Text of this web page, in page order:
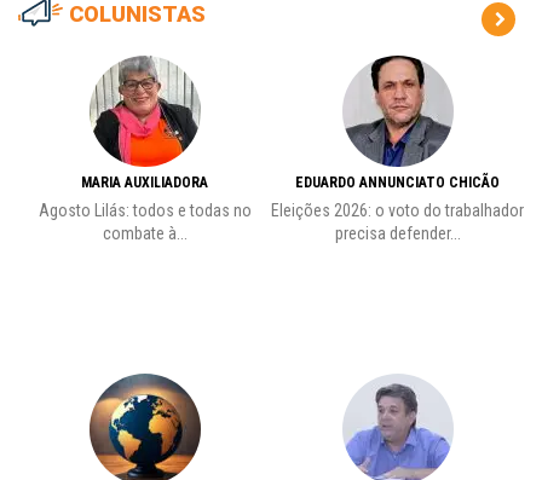
COLUNISTAS
MARIA AUXILIADORA
Agosto Lilás: todos e todas no
combate à...
EDUARDO ANNUNCIATO CHICÃO
Eleições 2026: o voto do trabalhador
precisa defender...